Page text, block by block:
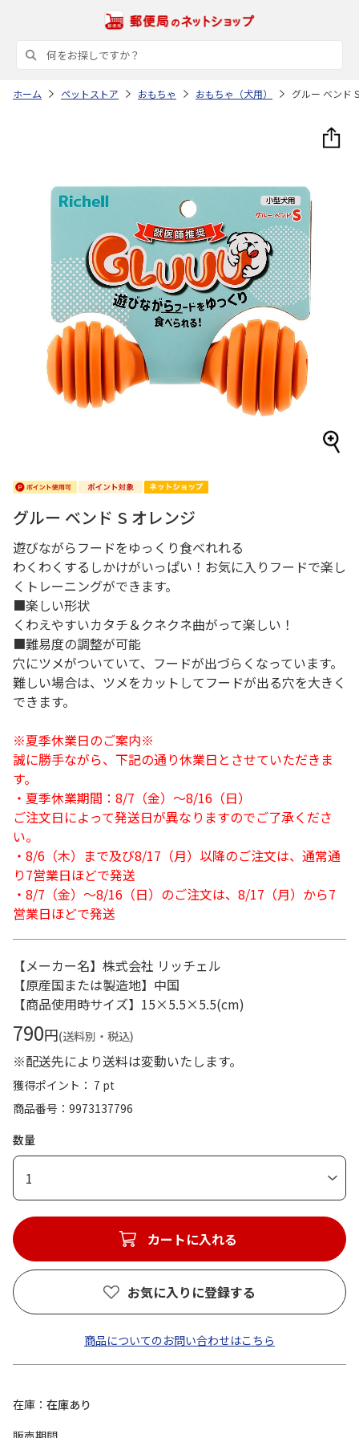
ホーム ペットストア おもちゃ おもちゃ（犬用） グルー ベンド
グルー ベンド S オレンジ
遊びながらフードをゆっくり食べれれる
わくわくするしかけがいっぱい！お気に入りフードで楽し
くトレーニングができます。
■楽しい形状
くわえやすいカタチ＆クネクネ曲がって楽しい！
■難易度の調整が可能
穴にツメがついていて、フードが出づらくなっています。
難しい場合は、ツメをカットしてフードが出る穴を大きく
できます。
※夏季休業日のご案内※
誠に勝手ながら、下記の通り休業日とさせていただきま
す。
・夏季休業期間：8/7（金）～8/16（日）
ご注文日によって発送日が異なりますのでご了承くださ
い。
・8/6（木）まで及び8/17（月）以降のご注文は、通常通
り7営業日ほどで発送
・8/7（金）～8/16（日）のご注文は、8/17（月）から7
営業日ほどで発送
【メーカー名】株式会社 リッチェル
【原産国または製造地】中国
【商品使用時サイズ】15×5.5×5.5(cm)
790円(送料別・税込)
※配送先により送料は変動いたします。
獲得ポイント： 7 pt
商品番号
9973137796
数量
1
カートに入れる
お気に入りに登録する
商品についてのお問い合わせはこちら
在庫
在庫あり